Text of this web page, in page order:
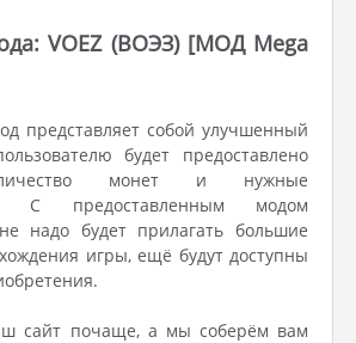
VOEZ (ВОЭЗ) [МОД Mega
представляет собой улучшенный
будет предоставлено
монет и нужные
С предоставленным модом
надо будет прилагать большие
игры, ещё будут доступны
сайт почаще, а мы соберём вам